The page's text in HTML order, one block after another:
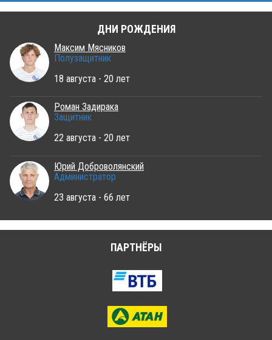
ДНИ РОЖДЕНИЯ
Максим Мясников
Полузащитник
18 августа - 20 лет
Роман Задирака
Защитник
22 августа - 20 лет
Юрий Доброволянский
Администратор
23 августа - 66 лет
ПАРТНЁРЫ